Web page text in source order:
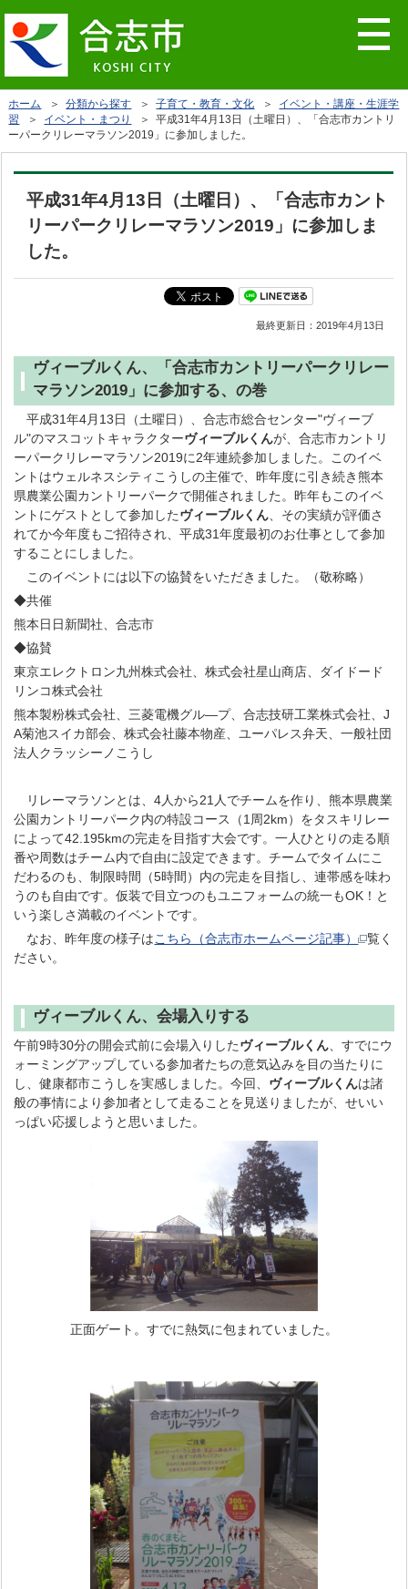
ホーム ＞分類から探す ＞子育て・教育・文化 ＞ イベント・講座・生涯学
習
＞ イベント・まつり
＞ 平成31年4月13日（土曜日）、「合志市カントリ
ーパークリレーマラソン2019」に参加しました。
平成31年4月13日（土曜日）、「合志市カント
リーパークリレーマラソン2019」に参加しま
した。
最終更新日：2019年4月13日
ヴィーブルくん、「合志市カントリーパークリレー
マラソン2019」に参加する、の巻
平成31年4月13日（土曜日）、合志市総合センター"ヴィーブ
ル"のマスコットキャラクターヴィーブルくんが、合志市カントリ
ーパークリレーマラソン2019に2年連続参加しました。このイベ
ントはウェルネスシティこうしの主催で、昨年度に引き続き熊本
県農業公園カントリーパークで開催されました。昨年もこのイベ
ントにゲストとして参加したヴィーブルくん 、その実績が評価さ
れてか今年度もご招待され、平成31年度最初のお仕事として参加
することにしました。
このイベントには以下の協賛をいただきました。（敬称略）
◆共催
熊本日日新聞社、合志市
◆協賛
東京エレクトロン九州株式会社、株式会社星山商店、ダイドード
リンコ株式会社
熊本製粉株式会社、三菱電機グル―プ、合志技研工業株式会社、J
A菊池スイカ部会、株式会社藤本物産、ユーパレス弁天、一般社団
法人クラッシーノこうし
リレーマラソンとは、4人から21人でチームを作り、熊本県農業
公園カントリーパーク内の特設コース（1周2km）をタスキリレー
によって42.195kmの完走を目指す大会です。一人ひとりの走る順
番や周数はチーム内で自由に設定できます。チームでタイムにこ
だわるのも、制限時間（5時間）内の完走を目指し、連帯感を味わ
うのも自由です。仮装で目立つのもユニフォームの統一もOK！と
いう楽しさ満載のイベントです。
なお、昨年度の様子はこちら（合志市ホームページ記事）
覧く
ださい。
ヴィーブルくん、会場入りする
午前9時30分の開会式前に会場入りしたヴィーブルくん 、すでにウ
ォーミングアップしている参加者たちの意気込みを目の当たりに
し、健康都市こうしを実感しました。今回、 ヴィーブルくんは諸
般の事情により参加者として走ることを見送りましたが、せいい
っぱい応援しようと思いました。
正面ゲート。すでに熱気に包まれていました。